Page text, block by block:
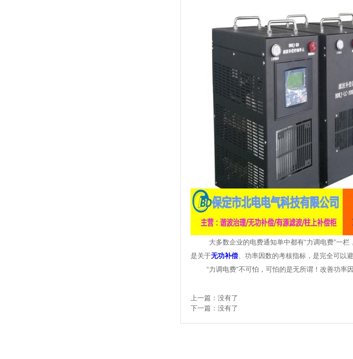
大多数企业的电费通知单中都有“力调电费”一栏
是关于无功补偿 、功率因数的考核指标，是完全可以
“力调电费”不可怕，可怕的是无所谓！改善功率因
上一篇：没有了
下一篇：没有了